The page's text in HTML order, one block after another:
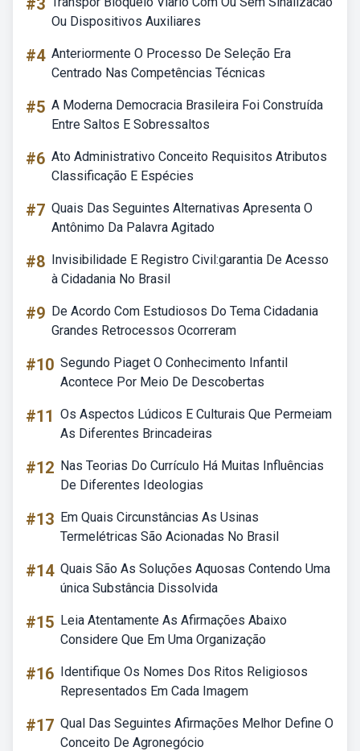
#3
Ou Dispositivos Auxiliares
#4 Anteriormente O Processo De Seleção Era
Centrado Nas Competências Técnicas
#5 A Moderna Democracia Brasileira Foi Construída
Entre Saltos E Sobressaltos
#6 Ato Administrativo Conceito Requisitos Atributos
Classificação E Espécies
#7 Quais Das Seguintes Alternativas Apresenta O
Antônimo Da Palavra Agitado
#8 Invisibilidade E Registro Civil:garantia De Acesso
à Cidadania No Brasil
#9 De Acordo Com Estudiosos Do Tema Cidadania
Grandes Retrocessos Ocorreram
#10 Segundo Piaget O Conhecimento Infantil
Acontece Por Meio De Descobertas
#11 Os Aspectos Lúdicos E Culturais Que Permeiam
As Diferentes Brincadeiras
#12 Nas Teorias Do Currículo Há Muitas Influências
De Diferentes Ideologias
#13 Em Quais Circunstâncias As Usinas
Termelétricas São Acionadas No Brasil
#14 Quais São As Soluções Aquosas Contendo Uma
única Substância Dissolvida
#15 Leia Atentamente As Afirmações Abaixo
Considere Que Em Uma Organização
#16 Identifique Os Nomes Dos Ritos Religiosos
Representados Em Cada Imagem
#17 Qual Das Seguintes Afirmações Melhor Define O
Conceito De Agronegócio